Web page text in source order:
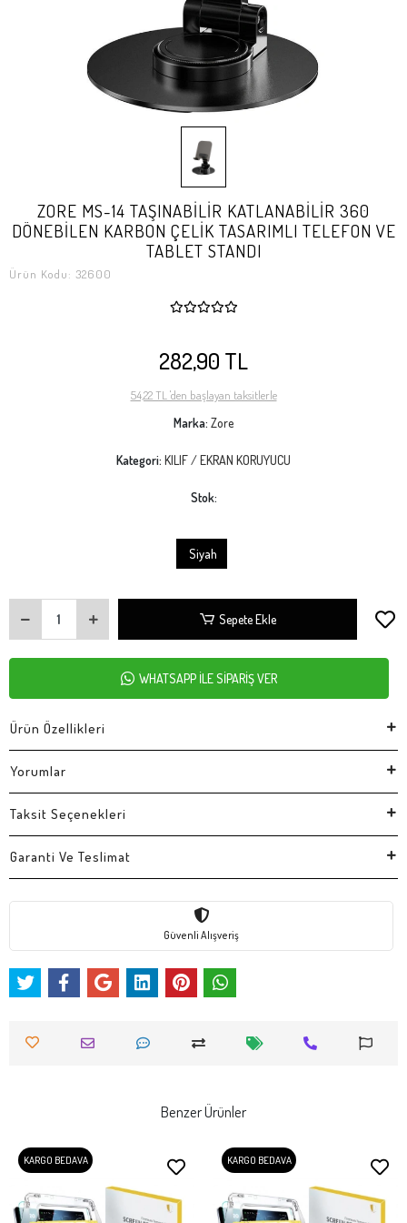
ZORE MS-14 TAŞINABİLİR KATLANABİLİR 360
DÖNEBİLEN KARBON ÇELİK TASARIMLI TELEFON VE
TABLET STANDI
Ürün Kodu: 32600
282,90 TL
54,22 TL 'den başlayan taksitlerle
Marka: Zore
Kategori: KILIF / EKRAN KORUYUCU
Stok:
Siyah
Sepete Ekle
WHATSAPP İLE SİPARİŞ VER
Ürün Özellikleri
Yorumlar
Taksit Seçenekleri
Garanti Ve Teslimat
Güvenli Alışveriş
Benzer Ürünler
KARGO BEDAVA KARGO BEDAVA